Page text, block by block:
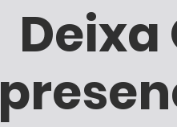
Deixa